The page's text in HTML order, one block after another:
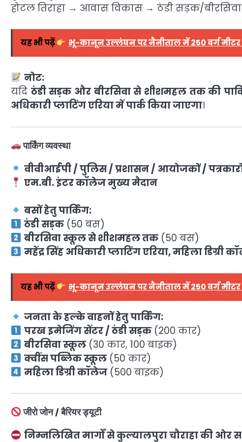
होटल तिराहा → आवास विकास → ठंडी सड़क/
यह भी पढ़ें भू-कानून उल्लंघन पर नैनीताल में 250 वर्ग
नोट:
यदि ठंडी सड़क और बीरसिवा से शीशमहल तक की
अधिकारी प्लाटिंग एरिया में पार्क किया जाएगा।
पार्किंग व्यवस्था
वीवीआईपी / पुलिस / प्रशासन / आयोजकों /
एम.बी. इंटर कॉलेज मुख्य मैदान
बसों हेतु पार्किंग:
ठंडी सड़क(50 बस)
बीरसिवा स्कूल से शीशमहल तक(50 बस)
महेंद्र सिंह अधिकारी प्लाटिंग एरिया, महिला डिग्री
यह भी पढ़ें भू-कानून उल्लंघन पर नैनीताल में 250 वर्ग
जनता के हल्के वाहनों हेतु पार्किंग:
परख इमेजिंग सेंटर / ठंडी सड़क(200 कार)
बीरसिवा स्कूल(30 कार, 100 बाइक)
क्वींस पब्लिक स्कूल(50 कार)
महिला डिग्री कॉलेज(500 बाइक)
जीरो जोन / बैरियर ड्यूटी
निम्नलिखित मार्गों से कुल्यालपुरा चौराहा की ओर